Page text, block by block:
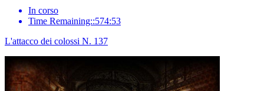
In corso
Time Remaining::574:53
L'attacco dei colossi N. 137